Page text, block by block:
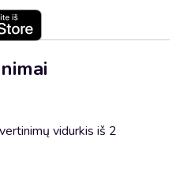
vidurkis iš 2